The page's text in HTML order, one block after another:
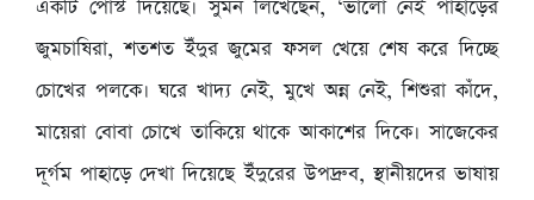
একটি পোস্ট দিয়েছে। সুমন লিখেছেন, ‘ভালো নেই পাহাড়ের
জুমচাষিরা, শতশত ইঁদুর জুমের ফসল খেয়ে শেষ করে দিচ্ছে
চোখের পলকে। ঘরে খাদ্য নেই, মুখে অন্ন নেই, শিশুরা কাঁদে,
মায়েরা বোবা চোখে তাকিয়ে থাকে আকাশের দিকে। সাজেকের
দূর্গম পাহাড়ে দেখা দিয়েছে ইঁদুরের উপদ্রুব, স্থানীয়দের ভাষায়